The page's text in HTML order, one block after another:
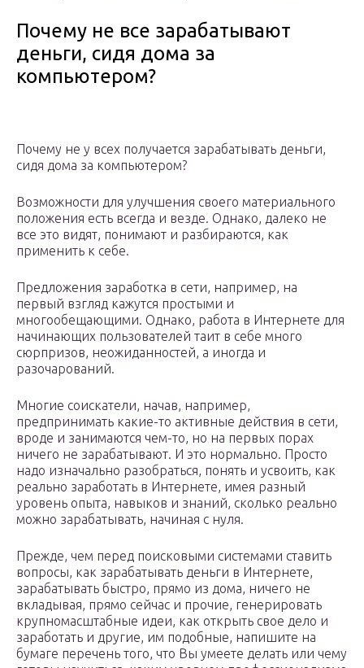
Почему не все зарабатывают
деньги, сидя дома за
компьютером?
Почему не у всех получается зарабатывать деньги,
сидя дома за компьютером?
Возможности для улучшения своего материального
положения есть всегда и везде. Однако, далеко не
все это видят, понимают и разбираются, как
применить к себе.
Предложения заработка в сети, например, на
первый взгляд кажутся простыми и
многообещающими. Однако, работа в Интернете для
начинающих пользователей таит в себе много
сюрпризов, неожиданностей, а иногда и
разочарований.
Многие соискатели, начав, например,
предпринимать какие-то активные действия в сети,
вроде и занимаются чем-то, но на первых порах
ничего не зарабатывают. И это нормально. Просто
надо изначально разобраться, понять и усвоить, как
реально заработать в Интернете, имея разный
уровень опыта, навыков и знаний, сколько реально
можно зарабатывать, начиная с нуля.
Прежде, чем перед поисковыми системами ставить
вопросы, как зарабатывать деньги в Интернете,
зарабатывать быстро, прямо из дома, ничего не
вкладывая, прямо сейчас и прочие, генерировать
крупномасштабные идеи, как открыть свое дело и
заработать и другие, им подобные, напишите на
бумаге перечень того, что Вы умеете делать или чему